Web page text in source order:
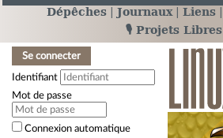
Dépêches Journaux Liens
🎙️ Projets Libres
Se connecter
Identifiant
Mot de passe
Connexion automatique